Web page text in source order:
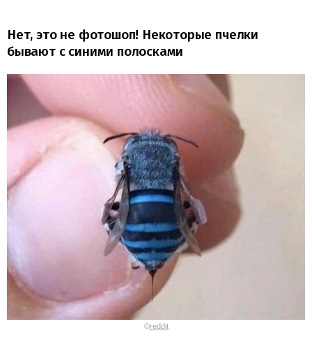
Нет, это не фотошоп! Некоторые пчелки
бывают с синими полосками
©reddit